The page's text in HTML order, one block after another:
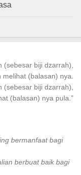
(sebesar biji dzarrah),
melihat (balasan) nya.
(sebesar biji dzarrah),
(balasan) nya pula.”
bermanfaat bagi
berbuat baik bagi